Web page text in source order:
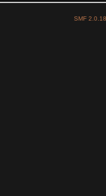
SMF 2.0.18